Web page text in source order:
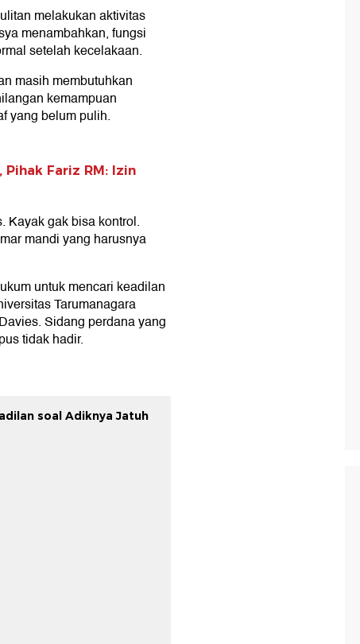
melakukan aktivitas
menambahkan, fungsi
setelah kecelakaan.
masih membutuhkan
kemampuan
yang belum pulih.
Fariz RM: Izin
Kayak gak bisa kontrol.
mandi yang harusnya
untuk mencari keadilan
Tarumanagara
Sidang perdana yang
tidak hadir.
soal Adiknya Jatuh